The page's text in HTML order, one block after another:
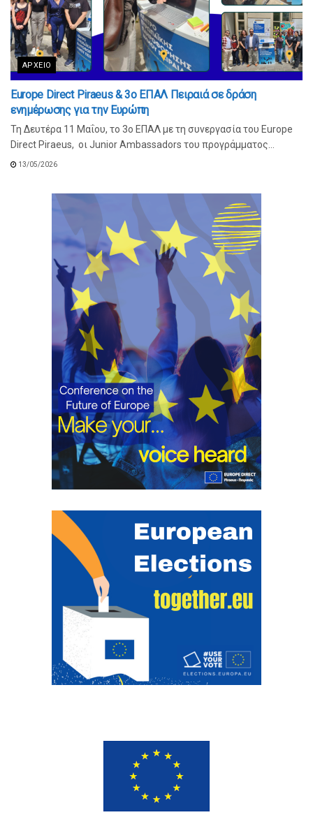
ΑΡΧΕΊΟ
Europe Direct Piraeus & 3ο ΕΠΑΛ Πειραιά σε δράση
ενημέρωσης για την Ευρώπη
Τη Δευτέρα 11 Μαΐου, το 3ο ΕΠΑΛ με τη συνεργασία του Europe
Direct Piraeus, οι Junior Ambassadors του προγράμματος...
13/05/2026